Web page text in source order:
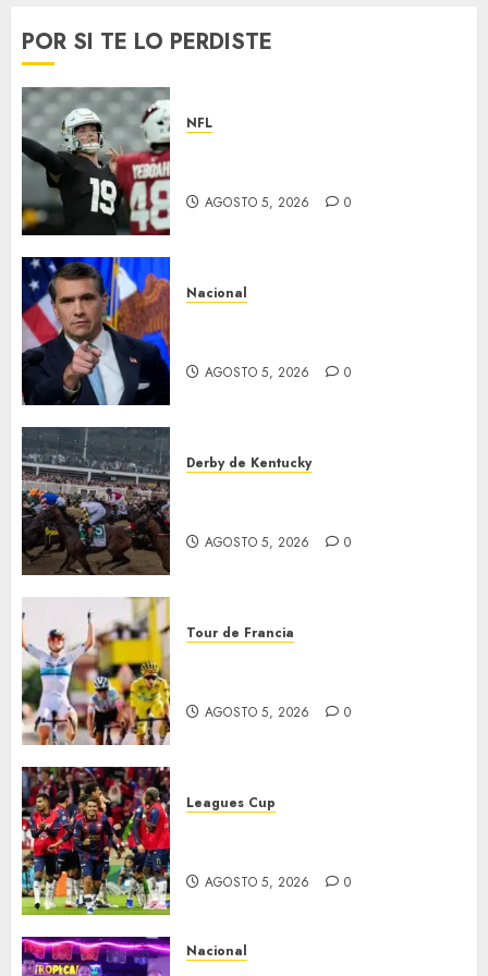
Cárcamo
POR SI TE LO PERDISTE
NFL
AGOSTO 5, 2026 0
Nacional
AGOSTO 5, 2026 0
Derby de Kentucky
AGOSTO 5, 2026 0
Tour de Francia
AGOSTO 5, 2026 0
Leagues Cup
AGOSTO 5, 2026 0
Nacional